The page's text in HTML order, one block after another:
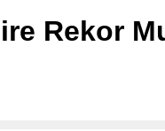
Rekor